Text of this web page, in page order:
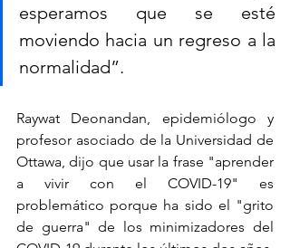
esperamos que se esté
moviendo hacia un regreso a la
normalidad”.
Raywat Deonandan, epidemiólogo y
profesor asociado de la Universidad de
Ottawa, dijo que usar la frase "aprender
a vivir con el COVID-19" es
problemático porque ha sido el "grito
de guerra" de los minimizadores del